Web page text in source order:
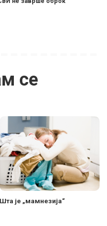
се
Шта је „мамнезија“